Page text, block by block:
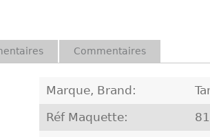
Commentaires
Marque, Brand:
Réf Maquette: